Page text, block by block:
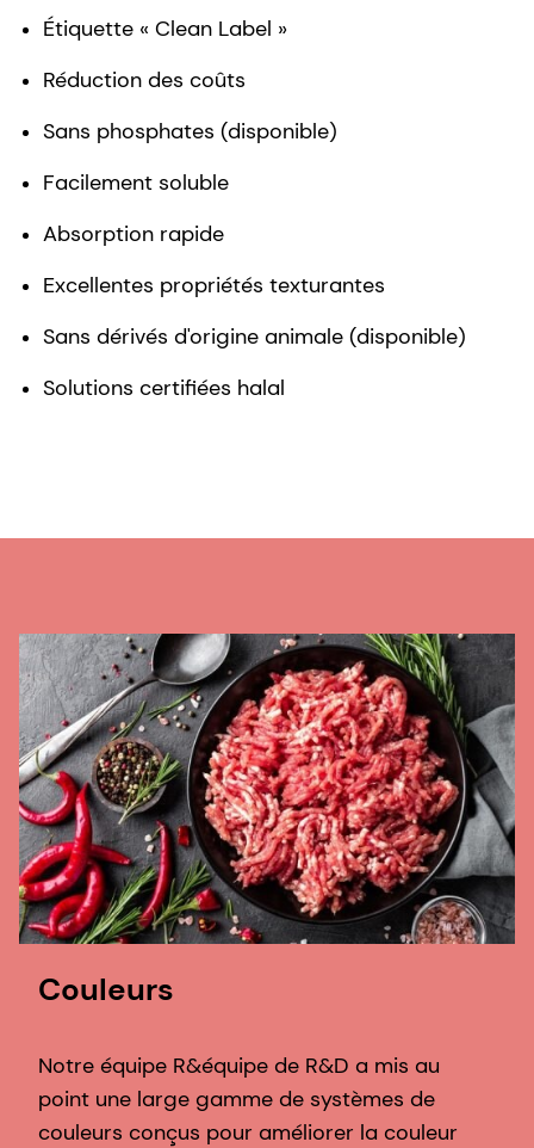
Étiquette « Clean Label »
Réduction des coûts
Sans phosphates (disponible)
Facilement soluble
Absorption rapide
Excellentes propriétés texturantes
Sans dérivés d'origine animale (disponible)
Solutions certifiées halal
Couleurs
Notre équipe R&équipe de R&D a mis au
point une large gamme de systèmes de
couleurs conçus pour améliorer la couleur